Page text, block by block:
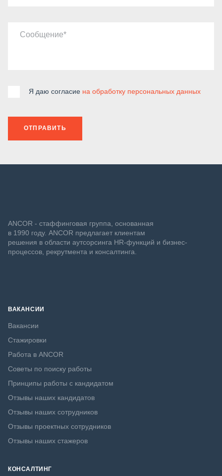
Сообщение
Я даю согласие на обработку персональных данных
ОТПРАВИТЬ
ANCOR - стаффинговая группа, основанная
в 1990 году. ANCOR предлагает клиентам
решения в области аутсорсинга HR-функций и бизнес-
процессов, рекрутмента и консалтинга.
ВАКАНСИИ
Вакансии
Стажировки
Работа в ANCOR
Советы по поиску работы
Принципы работы с кандидатом
Отзывы наших кандидатов
Отзывы наших сотрудников
Отзывы проектных сотрудников
Отзывы наших стажеров
КОНСАЛТИНГ